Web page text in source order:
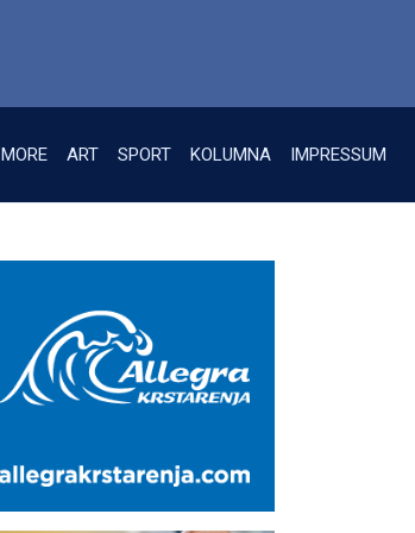
MORE ART SPORT KOLUMNA IMPRESSUM